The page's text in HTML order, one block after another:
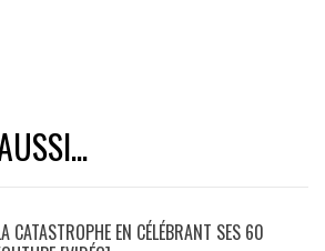
CATASTROPHE EN CÉLÉBRANT SES 60